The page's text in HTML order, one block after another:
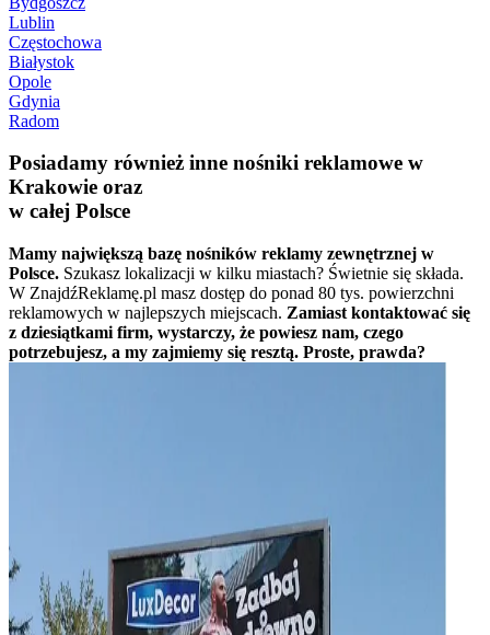
Lublin
Częstochowa
Białystok
Opole
Gdynia
Radom
Posiadamy również inne nośniki reklamowe w
Krakowie oraz
w całej Polsce
Mamy największą bazę nośników reklamy zewnętrznej w
Polsce. Szukasz lokalizacji w kilku miastach? Świetnie się składa.
W ZnajdźReklamę.pl masz dostęp do ponad 80 tys. powierzchni
reklamowych w najlepszych miejscach. Zamiast kontaktować się
z dziesiątkami firm, wystarczy, że powiesz nam, czego
potrzebujesz, a my zajmiemy się resztą. Proste, prawda?